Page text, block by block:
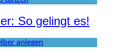
So gelingt es!